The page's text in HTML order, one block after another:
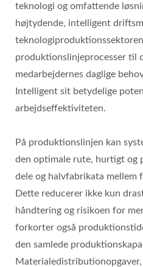
teknologi og omfattende
højtydende, intelligent
produktionslinjeprocesser til
medarbejdernes daglige
Intelligent sit betydelige
arbejdseffektiviteten.
På produktionslinjen kan
den optimale rute, hurtigt
dele og halvfabrikata mellem
Dette reducerer ikke kun
håndtering og risikoen for
forkorter også
den samlede